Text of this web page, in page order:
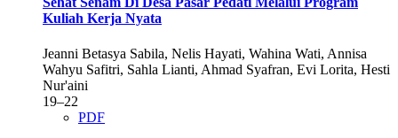
Kuliah Kerja Nyata
Jeanni Betasya Sabila, Nelis Hayati, Wahina Wati, Annisa
Wahyu Safitri, Sahla Lianti, Ahmad Syafran, Evi Lorita, Hesti
Nur'aini
19–22
PDF